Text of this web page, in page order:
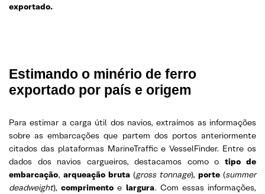
exportado.
Estimando o minério de ferro
exportado por país e origem
Para estimar a carga útil dos navios, extraímos as informações
sobre as embarcações que partem dos portos anteriormente
citados das plataformas MarineTraffic e VesselFinder. Entre os
dados dos navios cargueiros, destacamos como o tipo de
embarcação, arqueação bruta (gross tonnage), porte (summer
deadweight),comprimentoe largura. Com essas informações,